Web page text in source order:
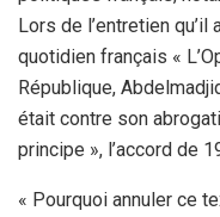
Lors de l’entretien qu’il
quotidien français «
République,
était contre son
principe », l’accord de
« Pourquoi annuler ce